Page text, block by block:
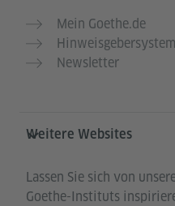
Mein Goethe.de
Hinweisgebersystem
Newsletter
Weitere Websites
Lassen Sie sich von
Goethe-Instituts